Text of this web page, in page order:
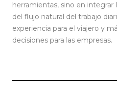
herramientas, sino en
del flujo natural del trabajo
experiencia para el viajero y
decisiones para las empresas.